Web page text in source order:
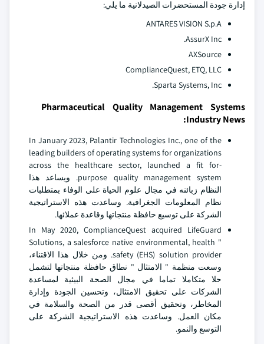
إدارة جودة المستحضرات الصيدلانية ما يلي:
ANTARES VISION S.p.A
AssurX Inc.
AXSource
ComplianceQuest, ETQ, LLC
Sparta Systems, Inc.
Pharmaceutical Quality Management Systems
Industry News:
In January 2023, Palantir Technologies Inc., one of the
leading builders of operating systems for organizations
across the healthcare sector, launched a fit for-
purpose quality management system. ويساعد هذا
النظام زبائنه في مجال علوم الحياة على الوفاء بمتطلبات
نظام المعلومات الجغرافية. وساعدت هذه الاستراتيجية
الشركة على توسيع حافظة منتجاتها وقاعدة عملائها.
In May 2020, ComplianceQuest acquired LifeGuard
Solutions, a salesforce native environmental, health "
safety (EHS) solution provider. ومن خلال هذا الاقتناء،
وسعت منظمة " الامتثال " نطاق حافظة منتجاتها لتشمل
حلا متكاملا تماما في مجال الصحة البيئية لمساعدة
الشركات على تحقيق الامتثال، وتحسين الجودة وإدارة
المخاطر، وتحقيق أقصى قدر من الصحة والسلامة في
مكان العمل. وساعدت هذه الاستراتيجية الشركة على
التوسع والنمو.